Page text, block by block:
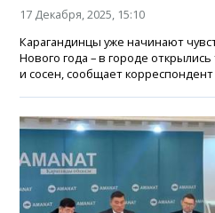
17 Декабря, 2025, 15:10
Карагандинцы уже начинают
Нового года – в городе
и сосен, сообщает